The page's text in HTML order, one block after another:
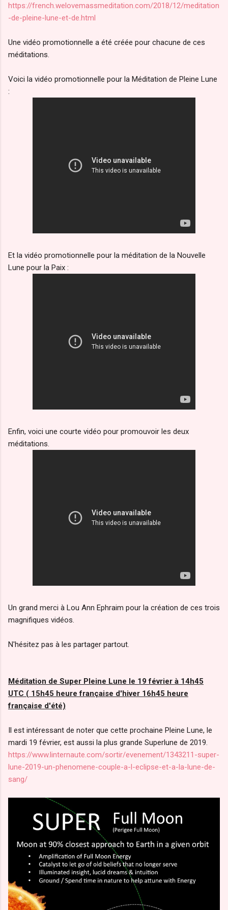
https://french.welovemassmeditation.com/2018/12/meditation
-de-pleine-lune-et-de.html
Une vidéo promotionnelle a été créée pour chacune de ces
méditations.
Voici la vidéo promotionnelle pour la Méditation de Pleine Lune
:
Et la vidéo promotionnelle pour la méditation de la Nouvelle
Lune pour la Paix :
Enfin, voici une courte vidéo pour promouvoir les deux
méditations.
Un grand merci à Lou Ann Ephraim pour la création de ces trois
magnifiques vidéos.
N'hésitez pas à les partager partout.
Méditation de Super Pleine Lune le 19 février à 14h45
UTC ( 15h45 heure française d'hiver 16h45 heure
française d'été)
Il est intéressant de noter que cette prochaine Pleine Lune, le
mardi 19 février, est aussi la plus grande Superlune de 2019.
https://www.linternaute.com/sortir/evenement/1343211-super-
lune-2019-un-phenomene-couple-a-l-eclipse-et-a-la-lune-de-
sang/